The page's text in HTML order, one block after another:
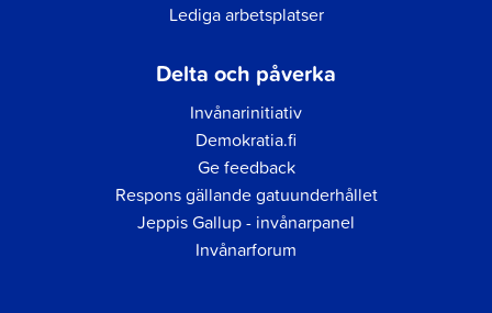
Lediga arbetsplatser
Delta och påverka
Invånarinitiativ
Demokratia.fi
Ge feedback
Respons gällande gatuunderhållet
Jeppis Gallup - invånarpanel
Invånarforum